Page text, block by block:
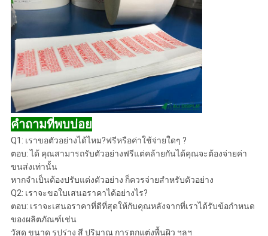
คำถามที่พบบ่อย
Q1: เราขอตัวอย่างได้ไหม?ฟรีหรือค่าใช้จ่ายใดๆ ?
ตอบ: ได้ คุณสามารถรับตัวอย่างฟรีแต่คล้ายกันได้คุณจะต้องจ่ายค่า
ขนส่งเท่านั้น
หากจำเป็นต้องปรับแต่งตัวอย่าง ก็ควรจ่ายสำหรับตัวอย่าง
Q2: เราจะขอใบเสนอราคาได้อย่างไร?
ตอบ: เราจะเสนอราคาที่ดีที่สุดให้กับคุณหลังจากที่เราได้รับข้อกำหนด
ของผลิตภัณฑ์เช่น
วัสดุ ขนาด รูปร่าง สี ปริมาณ การตกแต่งพื้นผิว ฯลฯ